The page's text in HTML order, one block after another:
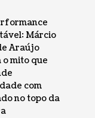
Márcio
Araújo
o mito que
com
no topo da